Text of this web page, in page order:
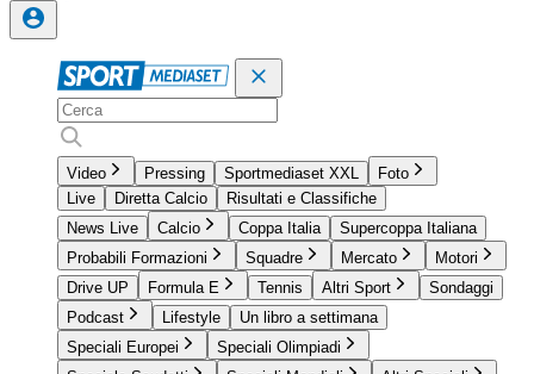
Video Pressing Sportmediaset XXL
Foto
Live
Diretta Calcio
Risultati e Classifiche
News Live
Calcio Coppa Italia
Supercoppa Italiana
Probabili Formazioni
Squadre Mercato
Motori
Drive UP
Formula E Tennis Altri Sport
Sondaggi
Podcast
Lifestyle
Un libro a settimana
Speciali Europei
Speciali Olimpiadi